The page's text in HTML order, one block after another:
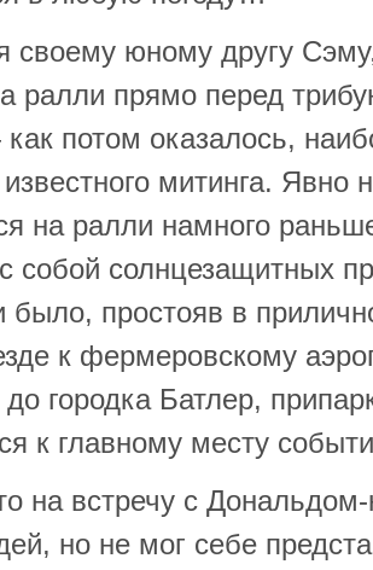
своему юному другу
ралли прямо перед
потом оказалось,
митинга. Явно
на ралли намного
собой солнцезащитных
было, простояв в
к фермеровскому
городка Батлер,
к главному месту
на встречу с
но не мог себе